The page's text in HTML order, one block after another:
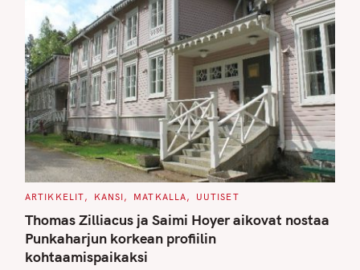
C
T
E
G
O
R
I
ARTIKKELIT KANSI MATKALLA UUTISET
Thomas Zilliacus ja Saimi Hoyer aikovat nostaa
Punkaharjun korkean profiilin
kohtaamispaikaksi